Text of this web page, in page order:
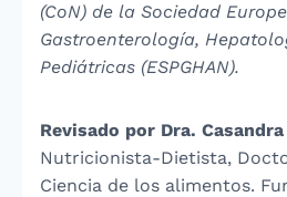
(CoN) de la Sociedad
Gastroenterología,
Pediátricas (ESPGHAN).
Revisado por Dra.
Nutricionista-Dietista,
Ciencia de los alimentos.